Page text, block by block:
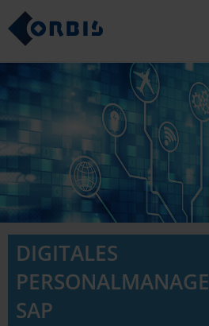
DIGITALES
SAP